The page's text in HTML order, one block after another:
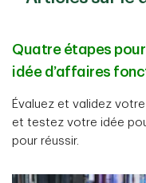
Quatre étapes
idée d’affaires
Évaluez et validez
et testez votre idée
pour réussir.